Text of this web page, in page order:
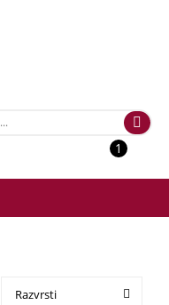
1
Razvrsti